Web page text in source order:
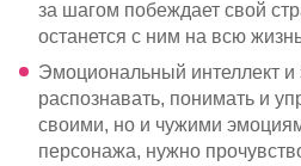
за шагом побеждает свой
останется с ним на всю
Эмоциональный интеллект и
распознавать, понимать и
своими, но и чужими
персонажа, нужно